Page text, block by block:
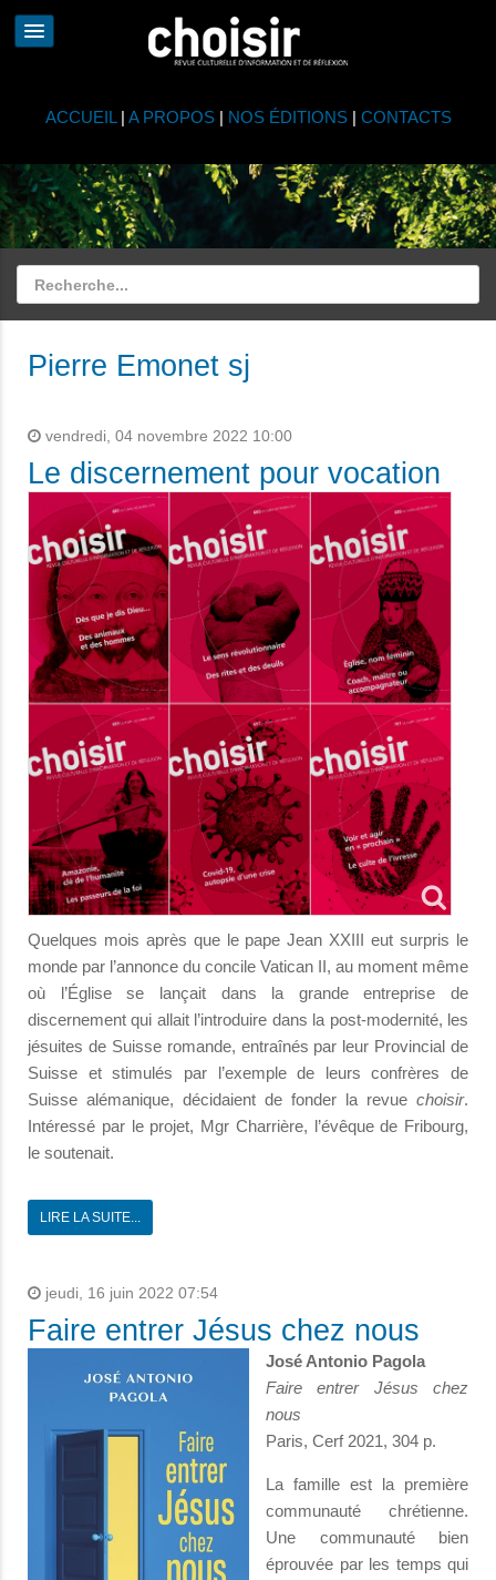
ACCUEIL | A PROPOS| NOS ÉDITIONS| CONTACTS
Pierre Emonet sj
vendredi, 04 novembre 2022 10:00
Le discernement pour vocation
Quelques mois après que le pape Jean XXIII eut surpris le
monde par l’annonce du concile Vatican II, au moment même
où l’Église se lançait dans la grande entreprise de
discernement qui allait l’introduire dans la post-modernité, les
jésuites de Suisse romande, entraînés par leur Provincial de
Suisse et stimulés par l’exemple de leurs confrères de
Suisse alémanique, décidaient de fonder la revue choisir.
Intéressé par le projet, Mgr Charrière, l’évêque de Fribourg,
le soutenait.
LIRE LA SUITE...
jeudi, 16 juin 2022 07:54
Faire entrer Jésus chez nous
José Antonio Pagola
Faire entrer Jésus chez
nous
Paris, Cerf 2021, 304 p.
La famille est la première
communauté chrétienne.
Une communauté bien
éprouvée par les temps qui